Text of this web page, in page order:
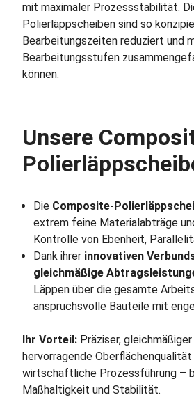
mit maximaler Prozessstabilität.
Polierläppscheiben sind so
Bearbeitungszeiten reduziert und
Bearbeitungsstufen
können.
Unsere
Die Composite-
extrem feine Materialabträge
Kontrolle von Ebenheit,
Dank ihrer innovativen
gleichmäßige
Läppen über die gesamte
anspruchsvolle Bauteile mit
Ihr Vorteil: Präziser,
hervorragende Oberflächenqualität
wirtschaftliche Prozessführung –
Maßhaltigkeit und Stabilität.